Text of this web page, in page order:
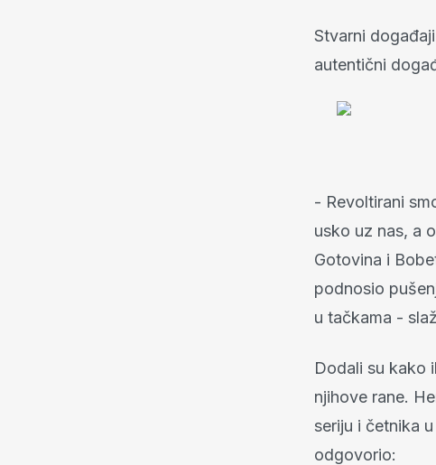
Stvarni
autentični
- Revoltirani
usko uz nas, a
Gotovina i
podnosio
u tačkama -
Dodali su kako
njihove rane.
seriju i četnika
odgovorio: